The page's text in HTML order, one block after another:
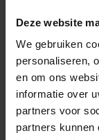
Deze website
We gebruiken
personaliseren,
en om ons
informatie over
partners voor
partners kunnen